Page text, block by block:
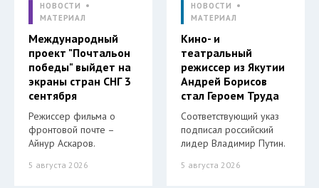
НОВОСТИ
МАТЕРИАЛ
Международный
проект "Почтальон
победы" выйдет на
экраны стран СНГ 3
сентября
Режиссер фильма о
фронтовой почте –
Айнур Аскаров.
5 августа 2026
НОВОСТИ
МАТЕРИАЛ
Кино- и
театральный
режиссер из Якутии
Андрей Борисов
стал Героем Труда
Соответствующий указ
подписал российский
лидер Владимир Путин.
5 августа 2026